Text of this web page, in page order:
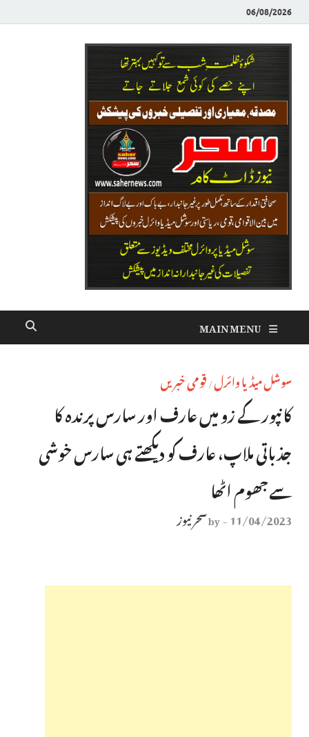
06/08/2026
MAIN MENU
سوشل میڈیا وائرل / قومی خبریں
کانپور کے زو میں عارف اور سارس پرندہ کا
جذباتی ملاپ، عارف کو دیکھتے ہی سارس خوشی
سے جھوم اٹھا
11/04/2023
-
byسحر نیوز